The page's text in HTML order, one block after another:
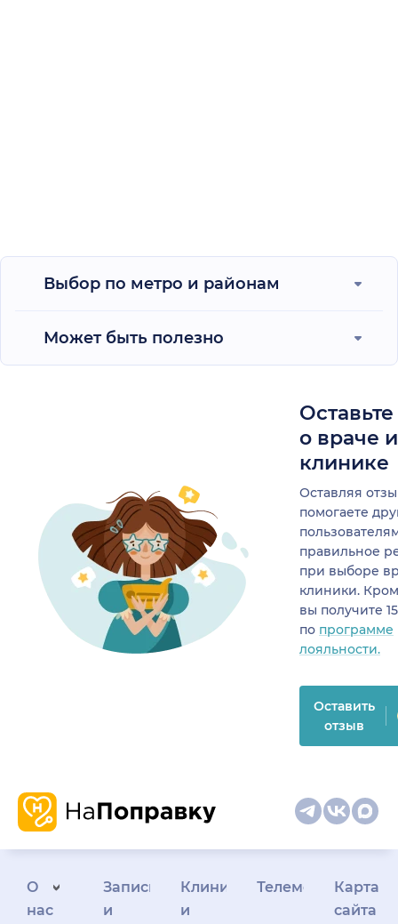
Выбор по метро и районам
Может быть полезно
о враче
клинике
Оставляя
помогаете
правильное
при выборе
клиники.
вы получите
по программе
лояльности.
Оставить
отзыв
О
нас
Запись
и
Клиникам
и
Телемедицина
Карта
сайта